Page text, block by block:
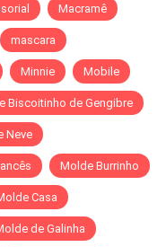
Macramê
mascara
Minnie Mobile
Biscoitinho de Gengibre
Neve
Molde Burrinho
Casa
de Galinha